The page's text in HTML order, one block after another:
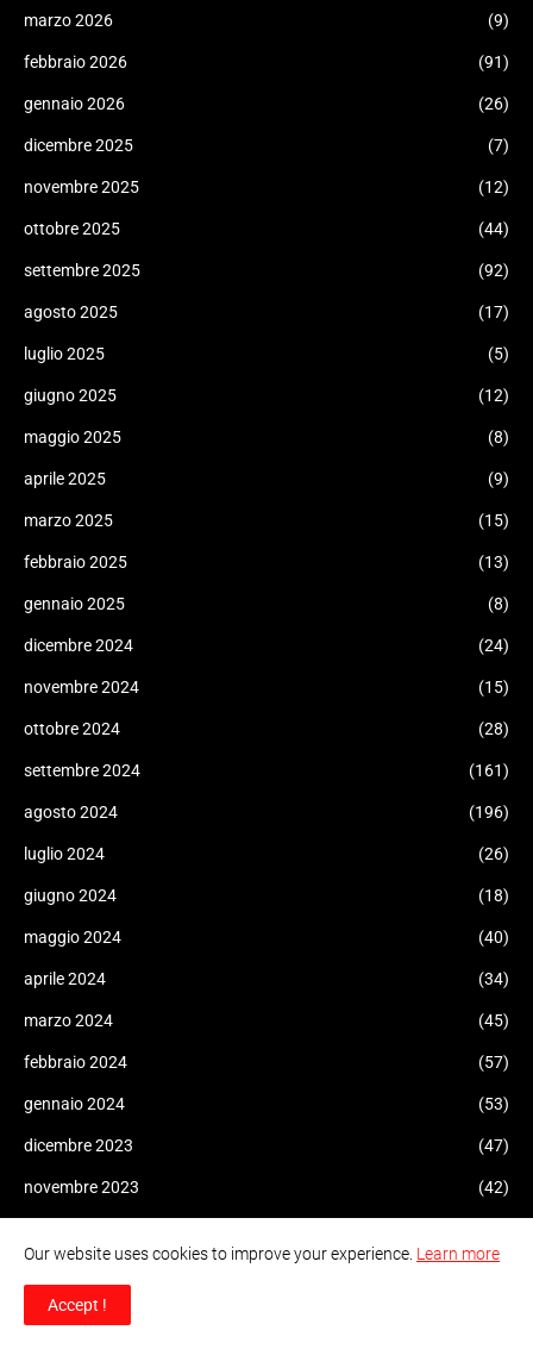
marzo 2026 (9)
febbraio 2026 (91)
gennaio 2026 (26)
dicembre 2025 (7)
novembre 2025 (12)
ottobre 2025 (44)
settembre 2025 (92)
agosto 2025 (17)
luglio 2025 (5)
giugno 2025 (12)
maggio 2025 (8)
aprile 2025 (9)
marzo 2025 (15)
febbraio 2025 (13)
gennaio 2025 (8)
dicembre 2024 (24)
novembre 2024 (15)
ottobre 2024 (28)
settembre 2024 (161)
agosto 2024 (196)
luglio 2024 (26)
giugno 2024 (18)
maggio 2024 (40)
aprile 2024 (34)
marzo 2024 (45)
febbraio 2024 (57)
gennaio 2024 (53)
dicembre 2023 (47)
novembre 2023 (42)
agosto 2023
Our website uses cookies to improve your experience. Learn more
Accept !